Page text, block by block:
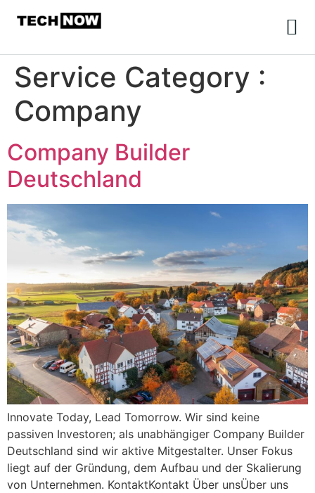
Service Category :
Company
Company Builder
Deutschland
Innovate Today, Lead Tomorrow. Wir sind keine
passiven Investoren; als unabhängiger Company Builder
Deutschland sind wir aktive Mitgestalter. Unser Fokus
liegt auf der Gründung, dem Aufbau und der Skalierung
von Unternehmen. KontaktKontakt Über unsÜber uns